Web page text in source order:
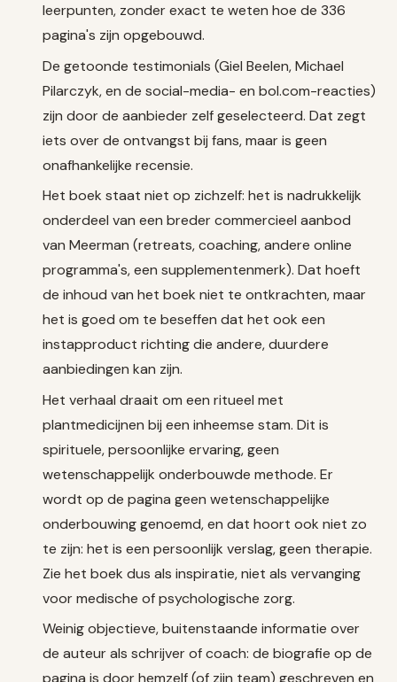
leerpunten, zonder exact te weten hoe de 336
pagina's zijn opgebouwd.
De getoonde testimonials (Giel Beelen, Michael
Pilarczyk, en de social-media- en bol.com-reacties)
zijn door de aanbieder zelf geselecteerd. Dat zegt
iets over de ontvangst bij fans, maar is geen
onafhankelijke recensie.
Het boek staat niet op zichzelf: het is nadrukkelijk
onderdeel van een breder commercieel aanbod
van Meerman (retreats, coaching, andere online
programma's, een supplementenmerk). Dat hoeft
de inhoud van het boek niet te ontkrachten, maar
het is goed om te beseffen dat het ook een
instapproduct richting die andere, duurdere
aanbiedingen kan zijn.
Het verhaal draait om een ritueel met
plantmedicijnen bij een inheemse stam. Dit is
spirituele, persoonlijke ervaring, geen
wetenschappelijk onderbouwde methode. Er
wordt op de pagina geen wetenschappelijke
onderbouwing genoemd, en dat hoort ook niet zo
te zijn: het is een persoonlijk verslag, geen therapie.
Zie het boek dus als inspiratie, niet als vervanging
voor medische of psychologische zorg.
Weinig objectieve, buitenstaande informatie over
de auteur als schrijver of coach: de biografie op de
pagina is door hemzelf (of zijn team) geschreven en